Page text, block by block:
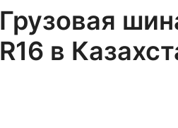
Грузовая
R16 в